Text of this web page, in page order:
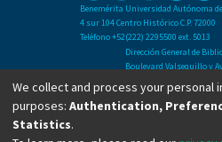
Benemérita Universidad Autónoma
4 sur 104 Centro Histórico C.P. 72000
Teléfono +52(222) 2295500 ext. 5013
Dirección General de
Boulevard Valsequillo y
Ciudad Universitaria.
C.P. 72570
Teléfono +52 (222)
We collect and process your personal
purposes: Authentication,
Statistics.